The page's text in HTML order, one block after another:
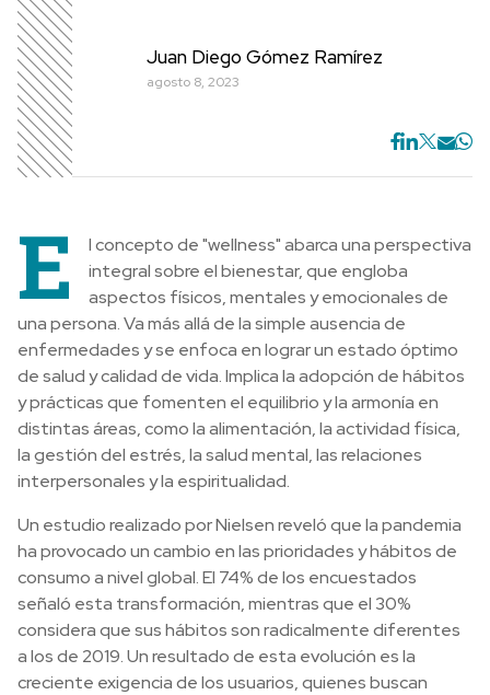
Juan Diego Gómez Ramírez
agosto 8, 2023
E
l concepto de "wellness" abarca una perspectiva
integral sobre el bienestar, que engloba
aspectos físicos, mentales y emocionales de
una persona. Va más allá de la simple ausencia de
enfermedades y se enfoca en lograr un estado óptimo
de salud y calidad de vida. Implica la adopción de hábitos
y prácticas que fomenten el equilibrio y la armonía en
distintas áreas, como la alimentación, la actividad física,
la gestión del estrés, la salud mental, las relaciones
interpersonales y la espiritualidad.
Un estudio realizado por Nielsen reveló que la pandemia
ha provocado un cambio en las prioridades y hábitos de
consumo a nivel global. El 74% de los encuestados
señaló esta transformación, mientras que el 30%
considera que sus hábitos son radicalmente diferentes
a los de 2019. Un resultado de esta evolución es la
creciente exigencia de los usuarios, quienes buscan